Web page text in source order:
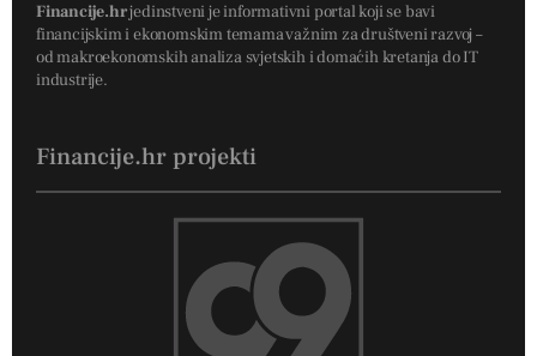
Financije.hrjedinstveni je informativni portal koji se bavi
financijskim i ekonomskim temama važnim za društveni razvoj –
od makroekonomskih analiza svjetskih i domaćih kretanja do IT
industrije.
Financije.hr projekti